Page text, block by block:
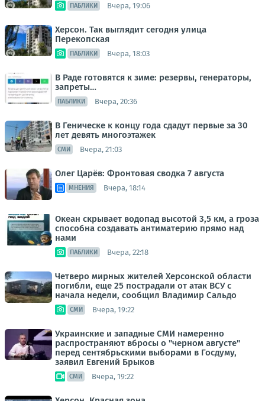
ПАБЛИКИ Вчера, 19:06
Херсон. Так выглядит сегодня улица
Перекопская
ПАБЛИКИ Вчера, 18:03
В Раде готовятся к зиме: резервы, генераторы,
запреты…
ПАБЛИКИ Вчера, 20:36
В Геническе к концу года сдадут первые за 30
лет девять многоэтажек
СМИ Вчера, 21:03
Олег Царёв: Фронтовая сводка 7 августа
МНЕНИЯ Вчера, 18:14
Океан скрывает водопад высотой 3,5 км, а гроза
способна создавать антиматерию прямо над
нами
ПАБЛИКИ Вчера, 22:18
Четверо мирных жителей Херсонской области
погибли, еще 25 пострадали от атак ВСУ с
начала недели, сообщил Владимир Сальдо
СМИ Вчера, 19:22
Украинские и западные СМИ намеренно
распространяют вбросы о "черном августе"
перед сентябрьскими выборами в Госдуму,
заявил Евгений Брыков
СМИ Вчера, 19:22